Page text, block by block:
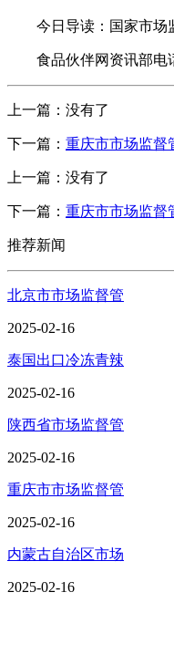
今日导读：国家市场监
食品伙伴网资讯部电话
上一篇：没有了
下一篇： 重庆市市场监督
上一篇：没有了
下一篇： 重庆市市场监督
推荐新闻
北京市市场监督管
2025-02-16
泰国出口冷冻青辣
2025-02-16
陕西省市场监督管
2025-02-16
重庆市市场监督管
2025-02-16
内蒙古自治区市场
2025-02-16